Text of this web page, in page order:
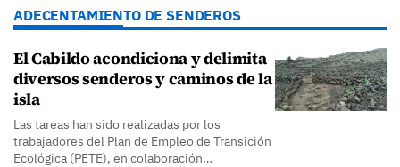
ADECENTAMIENTO DE SENDEROS
El Cabildo acondiciona y delimita
diversos senderos y caminos de la
isla
Las tareas han sido realizadas por los
trabajadores del Plan de Empleo de Transición
Ecológica (PETE), en colaboración…